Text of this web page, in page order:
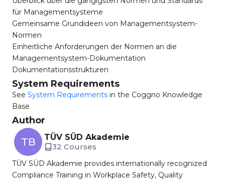
für Managementsysteme
Gemeinsame Grundideen von Managementsystem-
Normen
Einheitliche Anforderungen der Normen an die
Managementsystem-Dokumentation
Dokumentationsstrukturen
System Requirements
See System Requirements in the Coggno Knowledge
Base
Author
TB
TÜV SÜD Akademie
32 Courses
TÜV SÜD Akademie provides internationally recognized
Compliance Training in Workplace Safety, Quality